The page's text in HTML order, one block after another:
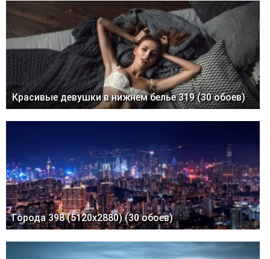
Красивые девушки в нижнем белье 319 (30 обоев)
Города 398 (5120x2880) (30 обоев)